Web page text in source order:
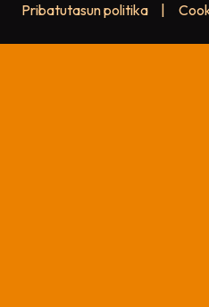
Pribatutasun politika